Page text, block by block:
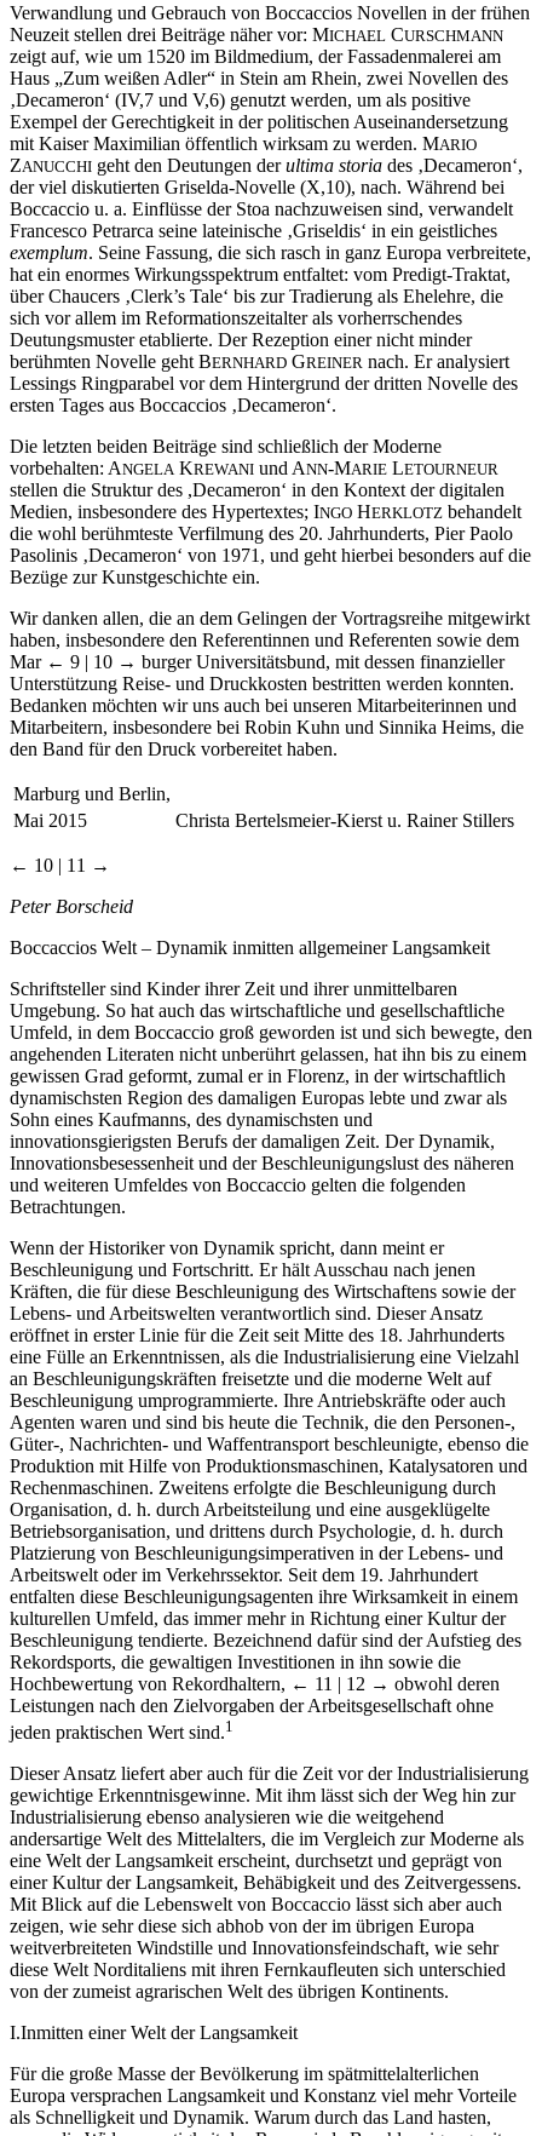
Verwandlung und Gebrauch von Boccaccios Novellen in der frühen
Neuzeit stellen drei Beiträge näher vor: MICHAEL CURSCHMANN
zeigt auf, wie um 1520 im Bildmedium, der Fassadenmalerei am
Haus „Zum weißen Adler“ in Stein am Rhein, zwei Novellen des
‚Decameron‘ (IV,7 und V,6) genutzt werden, um als positive
Exempel der Gerechtigkeit in der politischen Auseinandersetzung
mit Kaiser Maximilian öffentlich wirksam zu werden. MARIO
ZANUCCHI geht den Deutungen derultima storia des ‚Decameron‘,
der viel diskutierten Griselda-Novelle (X,10), nach. Während bei
Boccaccio u. a. Einflüsse der Stoa nachzuweisen sind, verwandelt
Francesco Petrarca seine lateinische ‚Griseldis‘ in ein geistliches
exemplum. Seine Fassung, die sich rasch in ganz Europa verbreitete,
hat ein enormes Wirkungsspektrum entfaltet: vom Predigt-Traktat,
über Chaucers ‚Clerk’s Tale‘ bis zur Tradierung als Ehelehre, die
sich vor allem im Reformationszeitalter als vorherrschendes
Deutungsmuster etablierte. Der Rezeption einer nicht minder
berühmten Novelle geht BERNHARD GREINER nach. Er analysiert
Lessings Ringparabel vor dem Hintergrund der dritten Novelle des
ersten Tages aus Boccaccios ‚Decameron‘.
Die letzten beiden Beiträge sind schließlich der Moderne
vorbehalten: ANGELA KREWANI und ANN-MARIE LETOURNEUR
stellen die Struktur des ,Decameron‘ in den Kontext der digitalen
Medien, insbesondere des Hypertextes; INGO HERKLOTZ behandelt
die wohl berühmteste Verfilmung des 20. Jahrhunderts, Pier Paolo
Pasolinis ‚Decameron‘ von 1971, und geht hierbei besonders auf die
Bezüge zur Kunstgeschichte ein.
Wir danken allen, die an dem Gelingen der Vortragsreihe mitgewirkt
haben, insbesondere den Referentinnen und Referenten sowie dem
Mar ← 9 | 10 → burger Universitätsbund, mit dessen finanzieller
Unterstützung Reise- und Druckkosten bestritten werden konnten.
Bedanken möchten wir uns auch bei unseren Mitarbeiterinnen und
Mitarbeitern, insbesondere bei Robin Kuhn und Sinnika Heims, die
den Band für den Druck vorbereitet haben.
Marburg und Berlin,
Mai 2015
Christa Bertelsmeier-Kierst u. Rainer Stillers
← 10 | 11 →
Peter Borscheid
Boccaccios Welt – Dynamik inmitten allgemeiner Langsamkeit
Schriftsteller sind Kinder ihrer Zeit und ihrer unmittelbaren
Umgebung. So hat auch das wirtschaftliche und gesellschaftliche
Umfeld, in dem Boccaccio groß geworden ist und sich bewegte, den
angehenden Literaten nicht unberührt gelassen, hat ihn bis zu einem
gewissen Grad geformt, zumal er in Florenz, in der wirtschaftlich
dynamischsten Region des damaligen Europas lebte und zwar als
Sohn eines Kaufmanns, des dynamischsten und
innovationsgierigsten Berufs der damaligen Zeit. Der Dynamik,
Innovationsbesessenheit und der Beschleunigungslust des näheren
und weiteren Umfeldes von Boccaccio gelten die folgenden
Betrachtungen.
Wenn der Historiker von Dynamik spricht, dann meint er
Beschleunigung und Fortschritt. Er hält Ausschau nach jenen
Kräften, die für diese Beschleunigung des Wirtschaftens sowie der
Lebens- und Arbeitswelten verantwortlich sind. Dieser Ansatz
eröffnet in erster Linie für die Zeit seit Mitte des 18. Jahrhunderts
eine Fülle an Erkenntnissen, als die Industrialisierung eine Vielzahl
an Beschleunigungskräften freisetzte und die moderne Welt auf
Beschleunigung umprogrammierte. Ihre Antriebskräfte oder auch
Agenten waren und sind bis heute die Technik, die den Personen-,
Güter-, Nachrichten- und Waffentransport beschleunigte, ebenso die
Produktion mit Hilfe von Produktionsmaschinen, Katalysatoren und
Rechenmaschinen. Zweitens erfolgte die Beschleunigung durch
Organisation, d. h. durch Arbeitsteilung und eine ausgeklügelte
Betriebsorganisation, und drittens durch Psychologie, d. h. durch
Platzierung von Beschleunigungsimperativen in der Lebens- und
Arbeitswelt oder im Verkehrssektor. Seit dem 19. Jahrhundert
entfalten diese Beschleunigungsagenten ihre Wirksamkeit in einem
kulturellen Umfeld, das immer mehr in Richtung einer Kultur der
Beschleunigung tendierte. Bezeichnend dafür sind der Aufstieg des
Rekordsports, die gewaltigen Investitionen in ihn sowie die
Hochbewertung von Rekordhaltern, ← 11 | 12 → obwohl deren
Leistungen nach den Zielvorgaben der Arbeitsgesellschaft ohne
jeden praktischen Wert sind.1
Dieser Ansatz liefert aber auch für die Zeit vor der Industrialisierung
gewichtige Erkenntnisgewinne. Mit ihm lässt sich der Weg hin zur
Industrialisierung ebenso analysieren wie die weitgehend
andersartige Welt des Mittelalters, die im Vergleich zur Moderne als
eine Welt der Langsamkeit erscheint, durchsetzt und geprägt von
einer Kultur der Langsamkeit, Behäbigkeit und des Zeitvergessens.
Mit Blick auf die Lebenswelt von Boccaccio lässt sich aber auch
zeigen, wie sehr diese sich abhob von der im übrigen Europa
weitverbreiteten Windstille und Innovationsfeindschaft, wie sehr
diese Welt Norditaliens mit ihren Fernkaufleuten sich unterschied
von der zumeist agrarischen Welt des übrigen Kontinents.
I.Inmitten einer Welt der Langsamkeit
Für die große Masse der Bevölkerung im spätmittelalterlichen
Europa versprachen Langsamkeit und Konstanz viel mehr Vorteile
als Schnelligkeit und Dynamik. Warum durch das Land hasten,